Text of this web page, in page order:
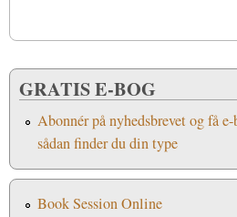
GRATIS E-BOG
Abonnér på nyhedsbrevet og få
sådan finder du din type
Book Session Online